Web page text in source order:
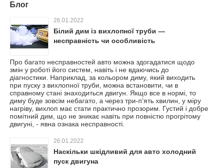
Блог
26.01.2022
Білий дим із вихлопної труби —
несправність чи особливість
Про багато несправностей авто можна здогадатися щодо
змін у роботі його систем, навіть і не вдаючись до
діагностики. Наприклад, за кольором диму, який виходить
при пуску з вихлопної труби, можна встановити, чи в
справному стані знаходиться двигун. Якщо все в нормі, то
диму буде зовсім небагато, а через три-п'ять хвилин, у міру
нагріву, вихлоп має стати практично прозорим. Густий і добре
помітний дим, що не зникає навіть при повністю прогрітому
двигуні, - явна ознака несправності.
26.01.2022
Наскільки шкідливий для авто холодний
пуск двигуна